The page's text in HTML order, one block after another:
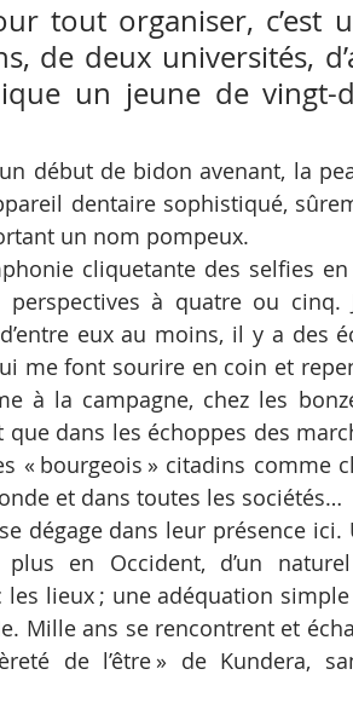
tout organiser, c’est
de deux universités,
un jeune de vingt-
début de bidon avenant, la
dentaire sophistiqué,
un nom pompeux.
cliquetante des selfies
à quatre ou cinq.
eux au moins, il y a des
me font sourire en coin et
à la campagne, chez les
dans les échoppes des
bourgeois » citadins comme
et dans toutes les sociétés…
dégage dans leur présence
en Occident, d’un
lieux ; une adéquation
Mille ans se rencontrent et
de l’être » de Kundera,